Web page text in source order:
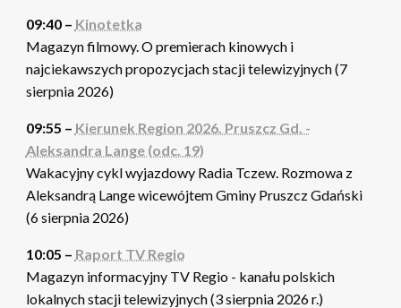
09:40 – Kinotetka
Magazyn filmowy. O premierach kinowych i
najciekawszych propozycjach stacji telewizyjnych (7
sierpnia 2026)
09:55 – Kierunek Region 2026. Pruszcz Gd. -
Aleksandra Lange (odc. 19)
Wakacyjny cykl wyjazdowy Radia Tczew. Rozmowa z
Aleksandrą Lange wicewójtem Gminy Pruszcz Gdański
(6 sierpnia 2026)
10:05 – Raport TV Regio
Magazyn informacyjny TV Regio - kanału polskich
lokalnych stacji telewizyjnych (3 sierpnia 2026 r.)